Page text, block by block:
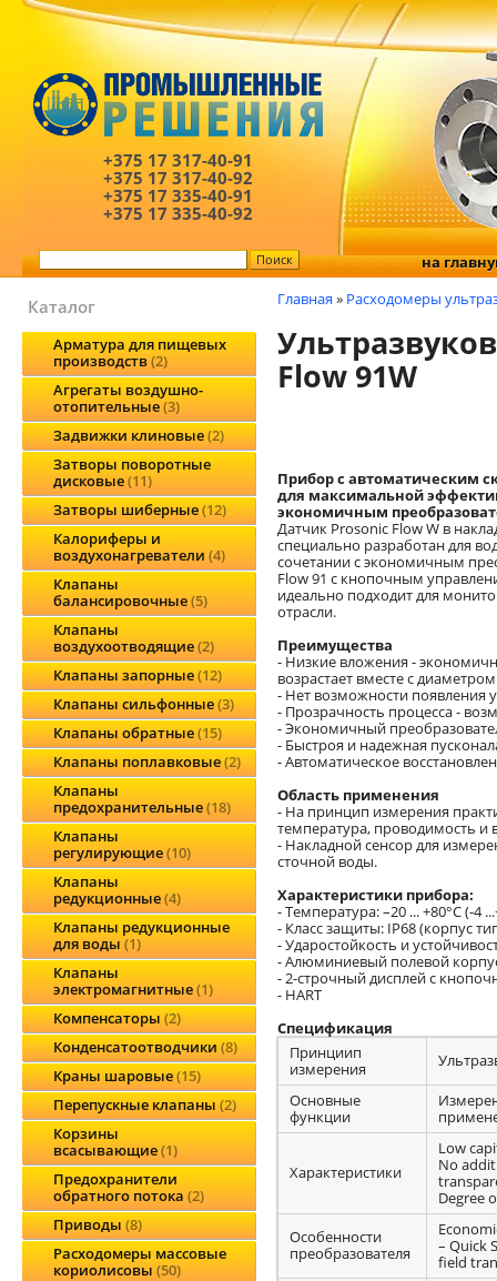
+375 17 317-40-91
+375 17 317-40-92
+375 17 335-40-91
+375 17 335-40-92
на
Каталог
Арматура для пищевых
производств 2
Агрегаты воздушно-
отопительные 3
Задвижки клиновые 2
Затворы поворотные
дисковые 11
Затворы шиберные 12
Калориферы и
воздухонагреватели 4
Клапаны
балансировочные 5
Клапаны
воздухоотводящие 2
Клапаны запорные 12
Клапаны сильфонные 3
Клапаны обратные 15
Клапаны поплавковые 2
Клапаны
предохранительные 18
Клапаны
регулирующие 10
Клапаны
редукционные 4
Клапаны редукционные
для воды 1
Клапаны
электромагнитные 1
Компенсаторы 2
Конденсатоотводчики 8
Краны шаровые 15
Перепускные клапаны 2
Корзины
всасывающие 1
Предохранители
обратного потока 2
Приводы 8
Расходомеры массовые
кориолисовы 50
Главная » Расходомеры
Flow 91W
Прибор с автоматическим
для максимальной
экономичным
Датчик Prosonic Flow W в
специально разработан для
сочетании с экономичным
Flow 91 с кнопочным
идеально подходит для
отрасли.
Преимущества
- Низкие вложения -
возрастает вместе с
- Нет возможности появления
- Прозрачность процесса -
- Экономичный
- Быстроя и надежная
- Автоматическое
Область применения
- На принцип измерения
температура, проводимость и
- Накладной сенсор для
сточной воды.
Характеристики прибора:
- Температура: –20 ... +80°C (-4
- Класс защиты: IP68 (корпус
- Ударостойкость и
- Алюминиевый полевой
- 2-строчный дисплей с
- HART
Спецификация
Принциип
измерения
Основные
функции
Характеристики
Low
No
Degree
Особенности
преобразователя
– Quick
field